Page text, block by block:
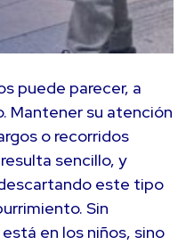
puede parecer, a
Mantener su atención
o recorridos
sencillo, y
este tipo
Sin
en los niños, sino